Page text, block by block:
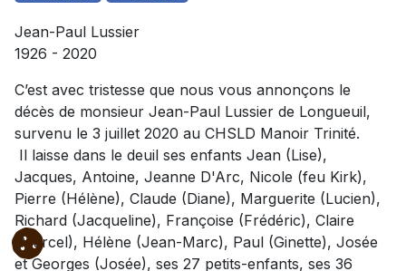
Jean-Paul Lussier
1926 - 2020
C’est avec tristesse que nous vous annonçons le
décès de monsieur Jean-Paul Lussier de Longueuil,
survenu le 3 juillet 2020 au CHSLD Manoir Trinité.
Il laisse dans le deuil ses enfants Jean (Lise),
Jacques, Antoine, Jeanne D'Arc, Nicole (feu Kirk),
Pierre (Hélène), Claude (Diane), Marguerite (Lucien),
Richard (Jacqueline), Françoise (Frédéric), Claire
(Marcel), Hélène (Jean-Marc), Paul (Ginette), Josée
et Georges (Josée), ses 27 petits-enfants, ses 36